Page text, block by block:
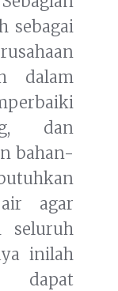
sebagai
dalam
dan
bahan-
agar
seluruh
inilah